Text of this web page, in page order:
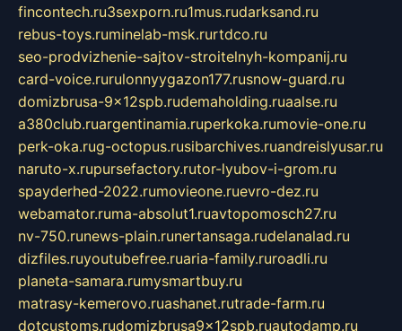
fincontech.ru3sexporn.ru1mus.rudarksand.ru
rebus-toys.ruminelab-msk.rurtdco.ru
seo-prodvizhenie-sajtov-stroitelnyh-kompanij.ru
card-voice.rurulonnyygazon177.rusnow-guard.ru
domizbrusa-9x12spb.rudemaholding.ruaalse.ru
a380club.ruargentinamia.ruperkoka.rumovie-one.ru
perk-oka.rug-octopus.rusibarchives.ruandreislyusar.ru
naruto-x.rupursefactory.rutor-lyubov-i-grom.ru
spayderhed-2022.rumovieone.ruevro-dez.ru
webamator.ruma-absolut1.ruavtopomosch27.ru
nv-750.runews-plain.runertansaga.rudelanalad.ru
dizfiles.ruyoutubefree.ruaria-family.ruroadli.ru
planeta-samara.rumysmartbuy.ru
matrasy-kemerovo.ruashanet.rutrade-farm.ru
dotcustoms.rudomizbrusa9x12spb.ruautodamp.ru